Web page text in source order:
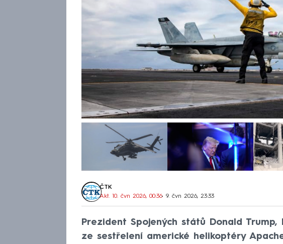
ČTK
Akt. 10. čvn 2026, 00:36• 9. čvn 2026, 23:33
Prezident Spojených států Donald
ze sestřelení americké helikoptéry